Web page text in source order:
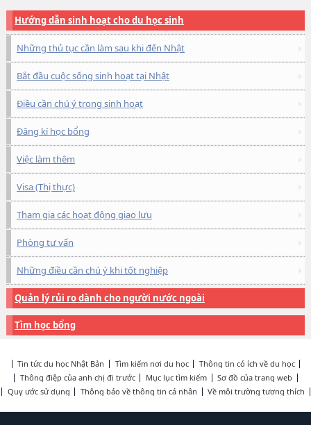
Hướng dẫn sinh hoạt cho du học sinh
Những thủ tục cần làm sau khi đến Nhật
Bắt đầu cuộc sống sinh hoạt tại Nhật
Điều cần chú ý trong sinh hoạt
Đăng kí học bổng
Việc làm thêm
Visa (Thị thực)
Tham gia các hoạt động giao lưu
Phòng tư vấn
Những điều cần chú ý khi tốt nghiệp
Quản lý rủi ro dành cho người nước ngoài
Tìm học bổng
Tin tức du học Nhật Bản Tìm kiếm nơi du học
Thông tin có ích về du học
Thông điệp của anh chị đi trước
Mục lục tìm kiếm
Sơ đồ của trang web
Quy ước sử dụng
Thông báo về thông tin cá nhân Về môi trường tương thích